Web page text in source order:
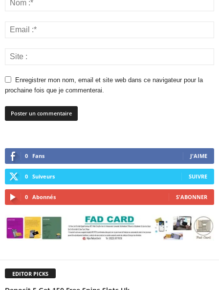
Enregistrer mon nom, email et site web dans ce navigateur pour la
prochaine fois que je commenterai.
0 Fans J'AIME
0 Suiveurs SUIVRE
0 Abonnés S'ABONNER
EDITOR PICKS